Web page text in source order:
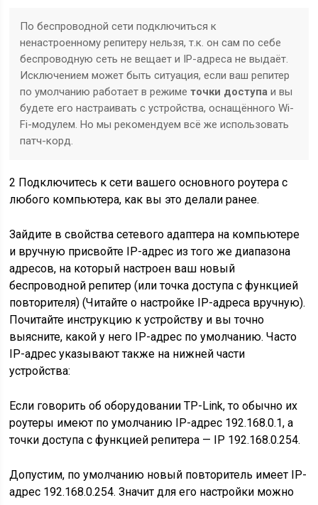
По беспроводной сети подключиться к
ненастроенному репитеру нельзя, т.к. он сам по себе
беспроводную сеть не вещает и IP-адреса не выдаёт.
Исключением может быть ситуация, если ваш репитер
по умолчанию работает в режиметочки доступа и вы
будете его настраивать с устройства, оснащённого Wi-
Fi-модулем. Но мы рекомендуем всё же использовать
патч-корд.
2 Подключитесь к сети вашего основного роутера с
любого компьютера, как вы это делали ранее.
Зайдите в свойства сетевого адаптера на компьютере
и вручную присвойте IP-адрес изтого же диапазона
адресов, на который настроен ваш новый
беспроводной репитер (или точка доступа с функцией
повторителя) (Читайте о настройке IP-адреса вручную).
Почитайте инструкцию к устройству и вы точно
выясните, какой у него IP-адрес по умолчанию. Часто
IP-адрес указывают также на нижней части
устройства:
Если говорить об оборудовании TP-Link, то обычно их
роутеры имеют по умолчанию IP-адрес 192.168.0.1, а
точки доступа с функцией репитера — IP 192.168.0.254.
Допустим, по умолчанию новый повторитель имеет IP-
адрес 192.168.0.254. Значит для его настройки можно